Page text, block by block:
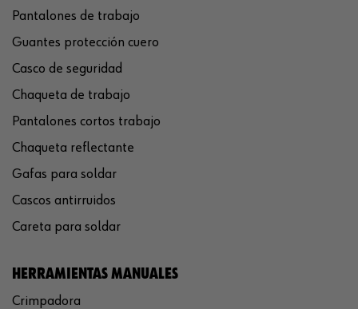
Pantalones de trabajo
Guantes protección cuero
Casco de seguridad
Chaqueta de trabajo
Pantalones cortos trabajo
Chaqueta reflectante
Gafas para soldar
Cascos antirruidos
Careta para soldar
HERRAMIENTAS MANUALES
Crimpadora